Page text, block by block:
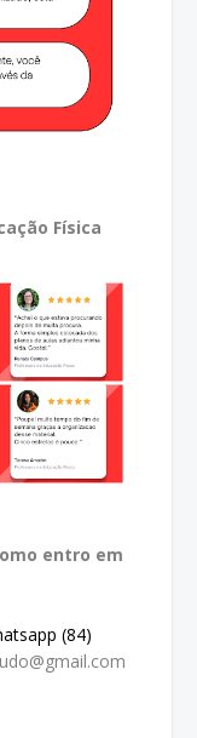
Física
entro em
(84)